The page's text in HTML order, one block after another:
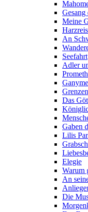
Gesang
Meine
An
Seefahrt
Adler
Das
Gaben
Lilis
Elegie
Warum
An
Die